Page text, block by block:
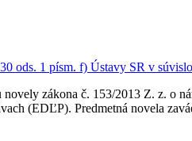
ods. 1 písm. f) Ústavy SR v
zákona č. 153/2013 Z. z. o
(EDĽP). Predmetná novela